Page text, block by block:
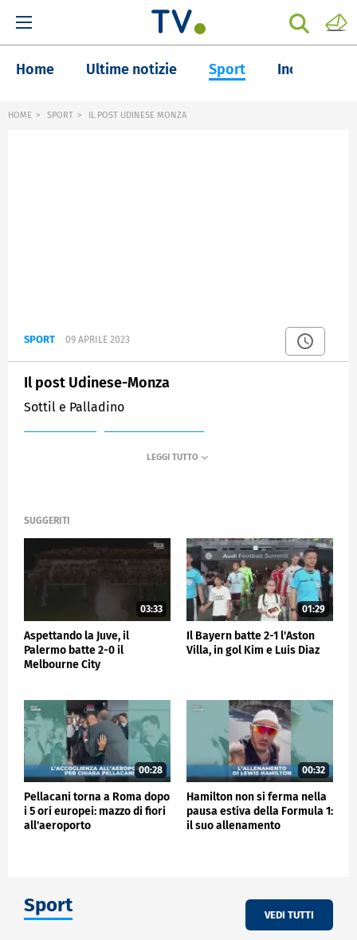
Home Ultime notizie Sport Inchieste
HOME SPORT IL POST UDINESE MONZA
SPORT 09 APRILE 2023
Il post Udinese-Monza
Sottil e Palladino
SUGGERITI
03:33
Aspettando la Juve, il
Palermo batte 2-0 il
Melbourne City
01:29
Il Bayern batte 2-1 l'Aston
Villa, in gol Kim e Luis Diaz
00:28
Pellacani torna a Roma dopo
i 5 ori europei: mazzo di fiori
all'aeroporto
00:32
Hamilton non si ferma nella
pausa estiva della Formula 1:
il suo allenamento
Sport VEDI TUTTI